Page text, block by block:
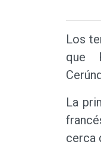
Los
que
La
cerca